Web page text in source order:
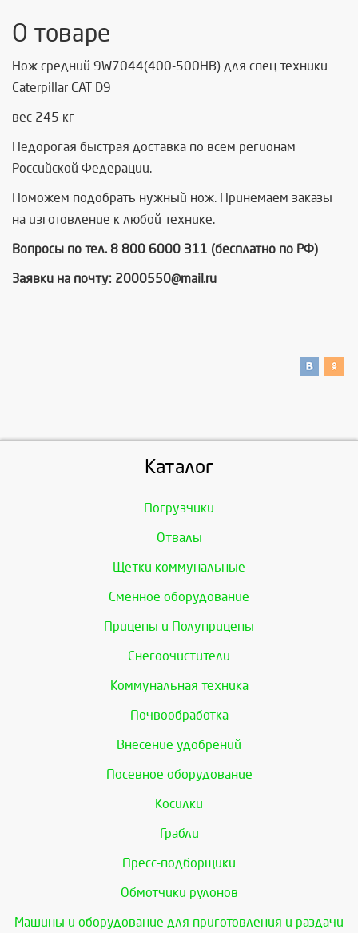
О товаре
Нож средний 9W7044(400-500HB) для спец техники
Caterpillar САТ D9
вес 245 кг
Недорогая быстрая доставка по всем регионам
Российской Федерации.
Поможем подобрать нужный нож. Принемаем заказы
на изготовление к любой технике.
Вопросы по тел. 8 800 6000 311 (бесплатно по РФ)
Заявки на почту: 2000550@mail.ru
Каталог
Погрузчики
Отвалы
Щетки коммунальные
Сменное оборудование
Прицепы и Полуприцепы
Снегоочистители
Коммунальная техника
Почвообработка
Внесение удобрений
Посевное оборудование
Косилки
Грабли
Пресс-подборщики
Обмотчики рулонов
Машины и оборудование для приготовления и раздачи